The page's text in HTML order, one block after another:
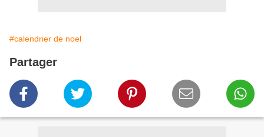
#calendrier de noel
Partager